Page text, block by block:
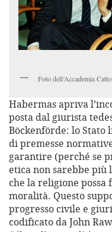
Foto dell’Accademia
Habermas apriva
posta dal giurista
Böckenförde: lo Stato
di premesse
garantire (perché se
etica non sarebbe più
che la religione
moralità. Questo
progresso civile e
codificato da John